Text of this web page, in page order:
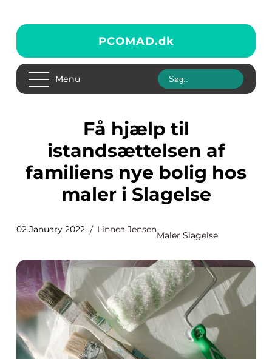
PCOMAD.dk
Menu
Få hjælp til
istandsættelsen af
familiens nye bolig hos
maler i Slagelse
02 January 2022 Linnea Jensen
Maler Slagelse